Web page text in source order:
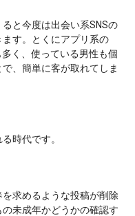
と今度は出会い系SNSの
す。とくにアプリ系の
く、使っている男性も個
、簡単に客が取れてしま
時代です。
求めるような投稿が削除
未成年かどうかの確認す